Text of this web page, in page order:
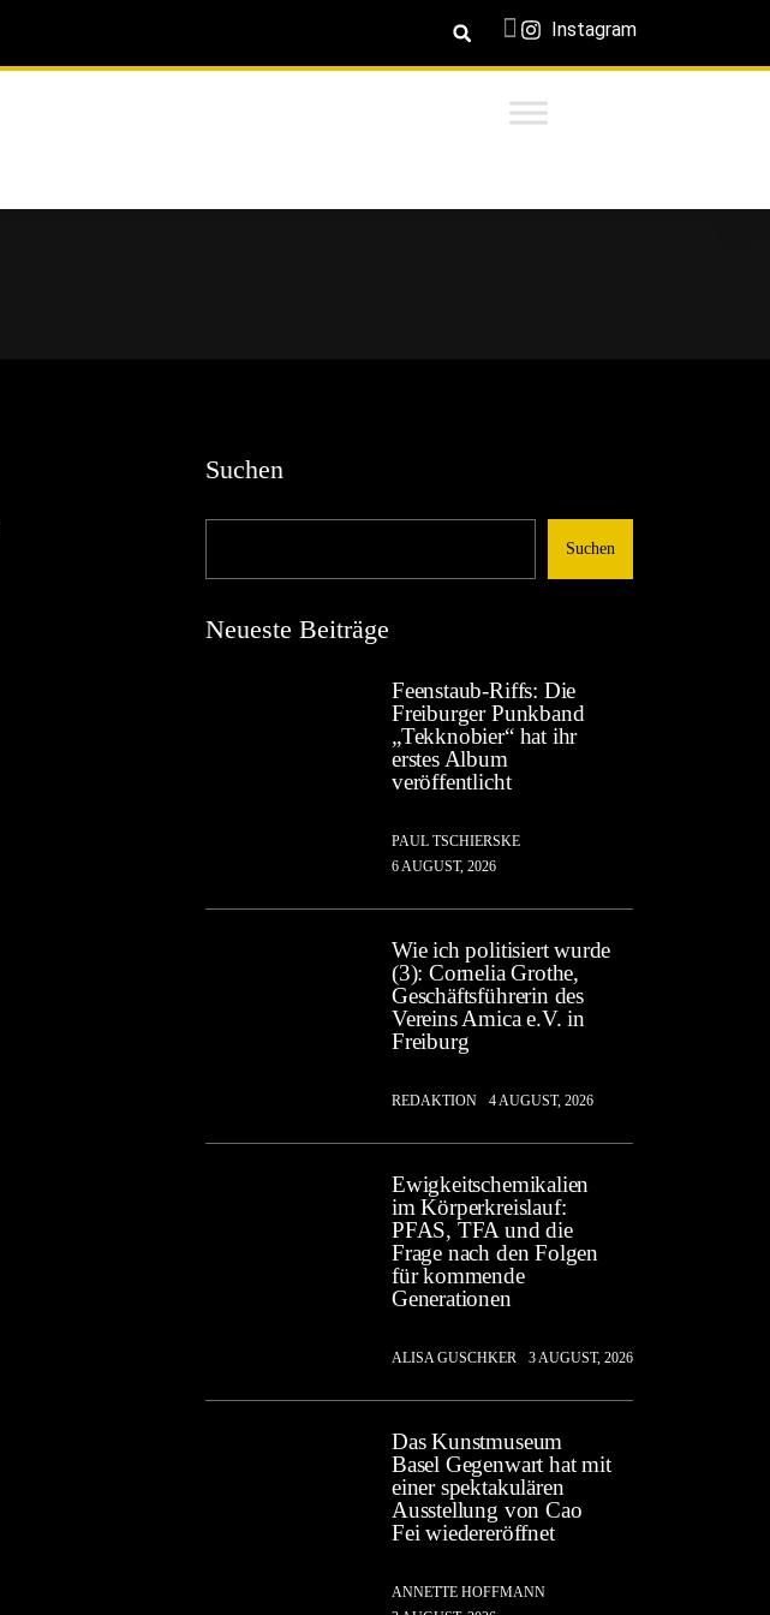
Instagram
Suchen
Suchen
Neueste Beiträge
Feenstaub-Riffs: Die
Freiburger Punkband
„Tekknobier“ hat ihr
erstes Album
veröffentlicht
PAUL TSCHIERSKE
6 AUGUST, 2026
Wie ich politisiert wurde
(3): Cornelia Grothe,
Geschäftsführerin des
Vereins Amica e.V. in
Freiburg
REDAKTION 4 AUGUST, 2026
Ewigkeitschemikalien
im Körperkreislauf:
PFAS, TFA und die
Frage nach den Folgen
für kommende
Generationen
ALISA GUSCHKER 3 AUGUST, 2026
Das Kunstmuseum
Basel Gegenwart hat mit
einer spektakulären
Ausstellung von Cao
Fei wiedereröffnet
ANNETTE HOFFMANN